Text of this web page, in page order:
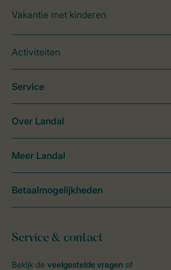
Vakantie met kinderen
Activiteiten
Service & contact
Bekijk de veelgestelde vragen of
Service
Over Landal
Meer Landal
Betaalmogelijkheden